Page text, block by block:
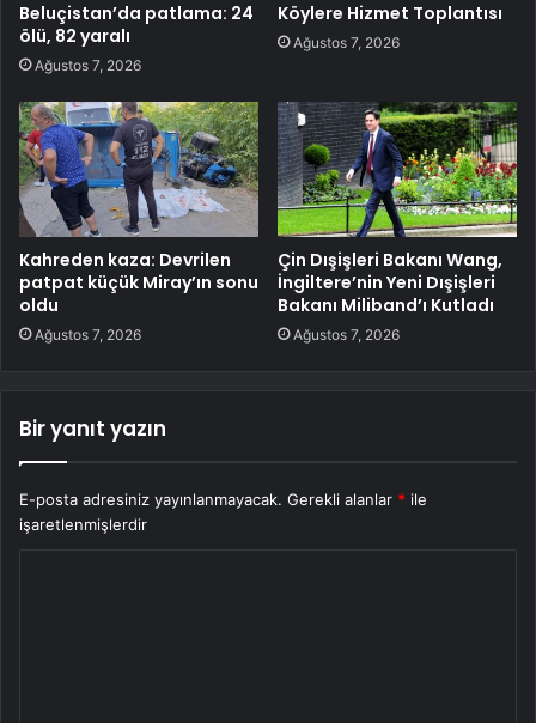
Beluçistan’da patlama: 24
ölü, 82 yaralı
Ağustos 7, 2026
Köylere Hizmet Toplantısı
Ağustos 7, 2026
Kahreden kaza: Devrilen
patpat küçük Miray’ın sonu
oldu
Ağustos 7, 2026
Çin Dışişleri Bakanı Wang,
İngiltere’nin Yeni Dışişleri
Bakanı Miliband’ı Kutladı
Ağustos 7, 2026
Bir yanıt yazın
E-posta adresiniz yayınlanmayacak. Gerekli alanlar * ile
işaretlenmişlerdir